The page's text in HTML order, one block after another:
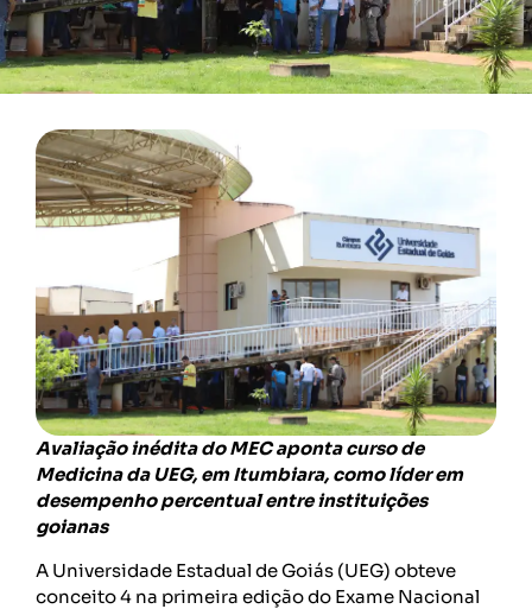
Avaliação inédita do MEC aponta curso de
Medicina da UEG, em Itumbiara, como líder em
desempenho percentual entre instituições
goianas
A Universidade Estadual de Goiás (UEG) obteve
conceito 4 na primeira edição do Exame Nacional